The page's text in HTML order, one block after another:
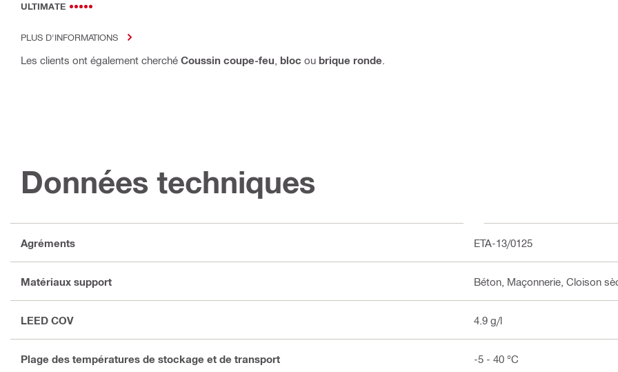
ULTIMATE
PLUS D'INFORMATIONS
Les clients ont également cherché Coussin coupe-feu bloc ou brique ronde
Données techniques
Agréments ETA-13/0125
Matériaux support Béton, Maçonnerie, Cloison
LEED COV 4.9 g/l
Plage des températures de stockage et de transport -5 - 40 °C